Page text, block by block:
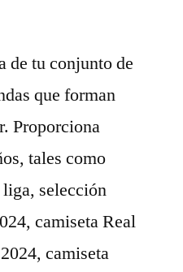
de tu conjunto de
que forman
Proporciona
tales como
liga, selección
camiseta Real
camiseta